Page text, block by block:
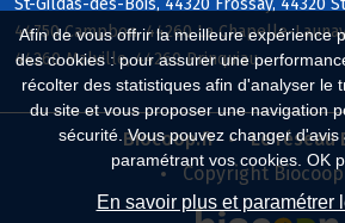
Afin de vous offrir la meilleure expérience
des cookies : pour assurer une
récolter des statistiques afin d'analyser le
du site et vous proposer une navigation
sécurité. Vous pouvez changer
paramétrant vos cookies. OK
En savoir plus et paramétrer
44750 Campbon, 44260 La Chapelle-
44260 Malville, 44260 Prinquiau
Biocoop.fr
Le réseau
Copyright Biocoop